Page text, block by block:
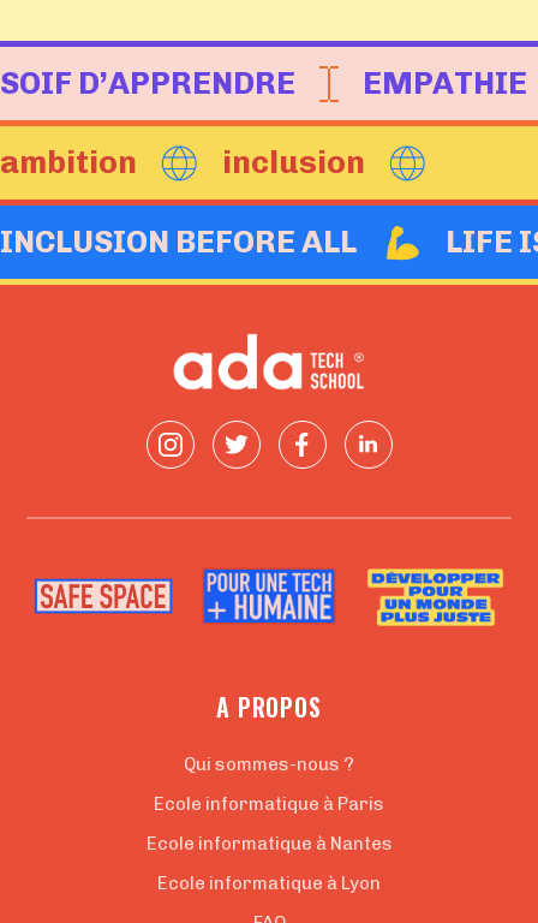
SOIF D’APPRENDRE EMPATHIE
ambition inclusion
INCLUSION BEFORE ALL LIFE
A PROPOS
Qui sommes-nous ?
Ecole informatique à Paris
Ecole informatique à Nantes
Ecole informatique à Lyon